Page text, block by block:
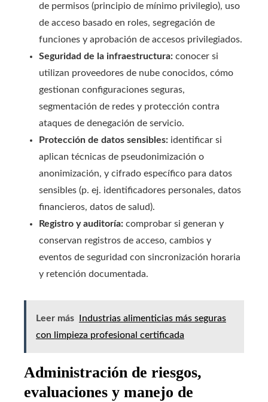
de permisos (principio de mínimo privilegio), uso
de acceso basado en roles, segregación de
funciones y aprobación de accesos privilegiados.
Seguridad de la infraestructura: conocer si
utilizan proveedores de nube conocidos, cómo
gestionan configuraciones seguras,
segmentación de redes y protección contra
ataques de denegación de servicio.
Protección de datos sensibles: identificar si
aplican técnicas de pseudonimización o
anonimización, y cifrado específico para datos
sensibles (p. ej. identificadores personales, datos
financieros, datos de salud).
Registro y auditoría: comprobar si generan y
conservan registros de acceso, cambios y
eventos de seguridad con sincronización horaria
y retención documentada.
Leer más
Industrias alimenticias más seguras
con limpieza profesional certificada
Administración de riesgos,
evaluaciones y manejo de